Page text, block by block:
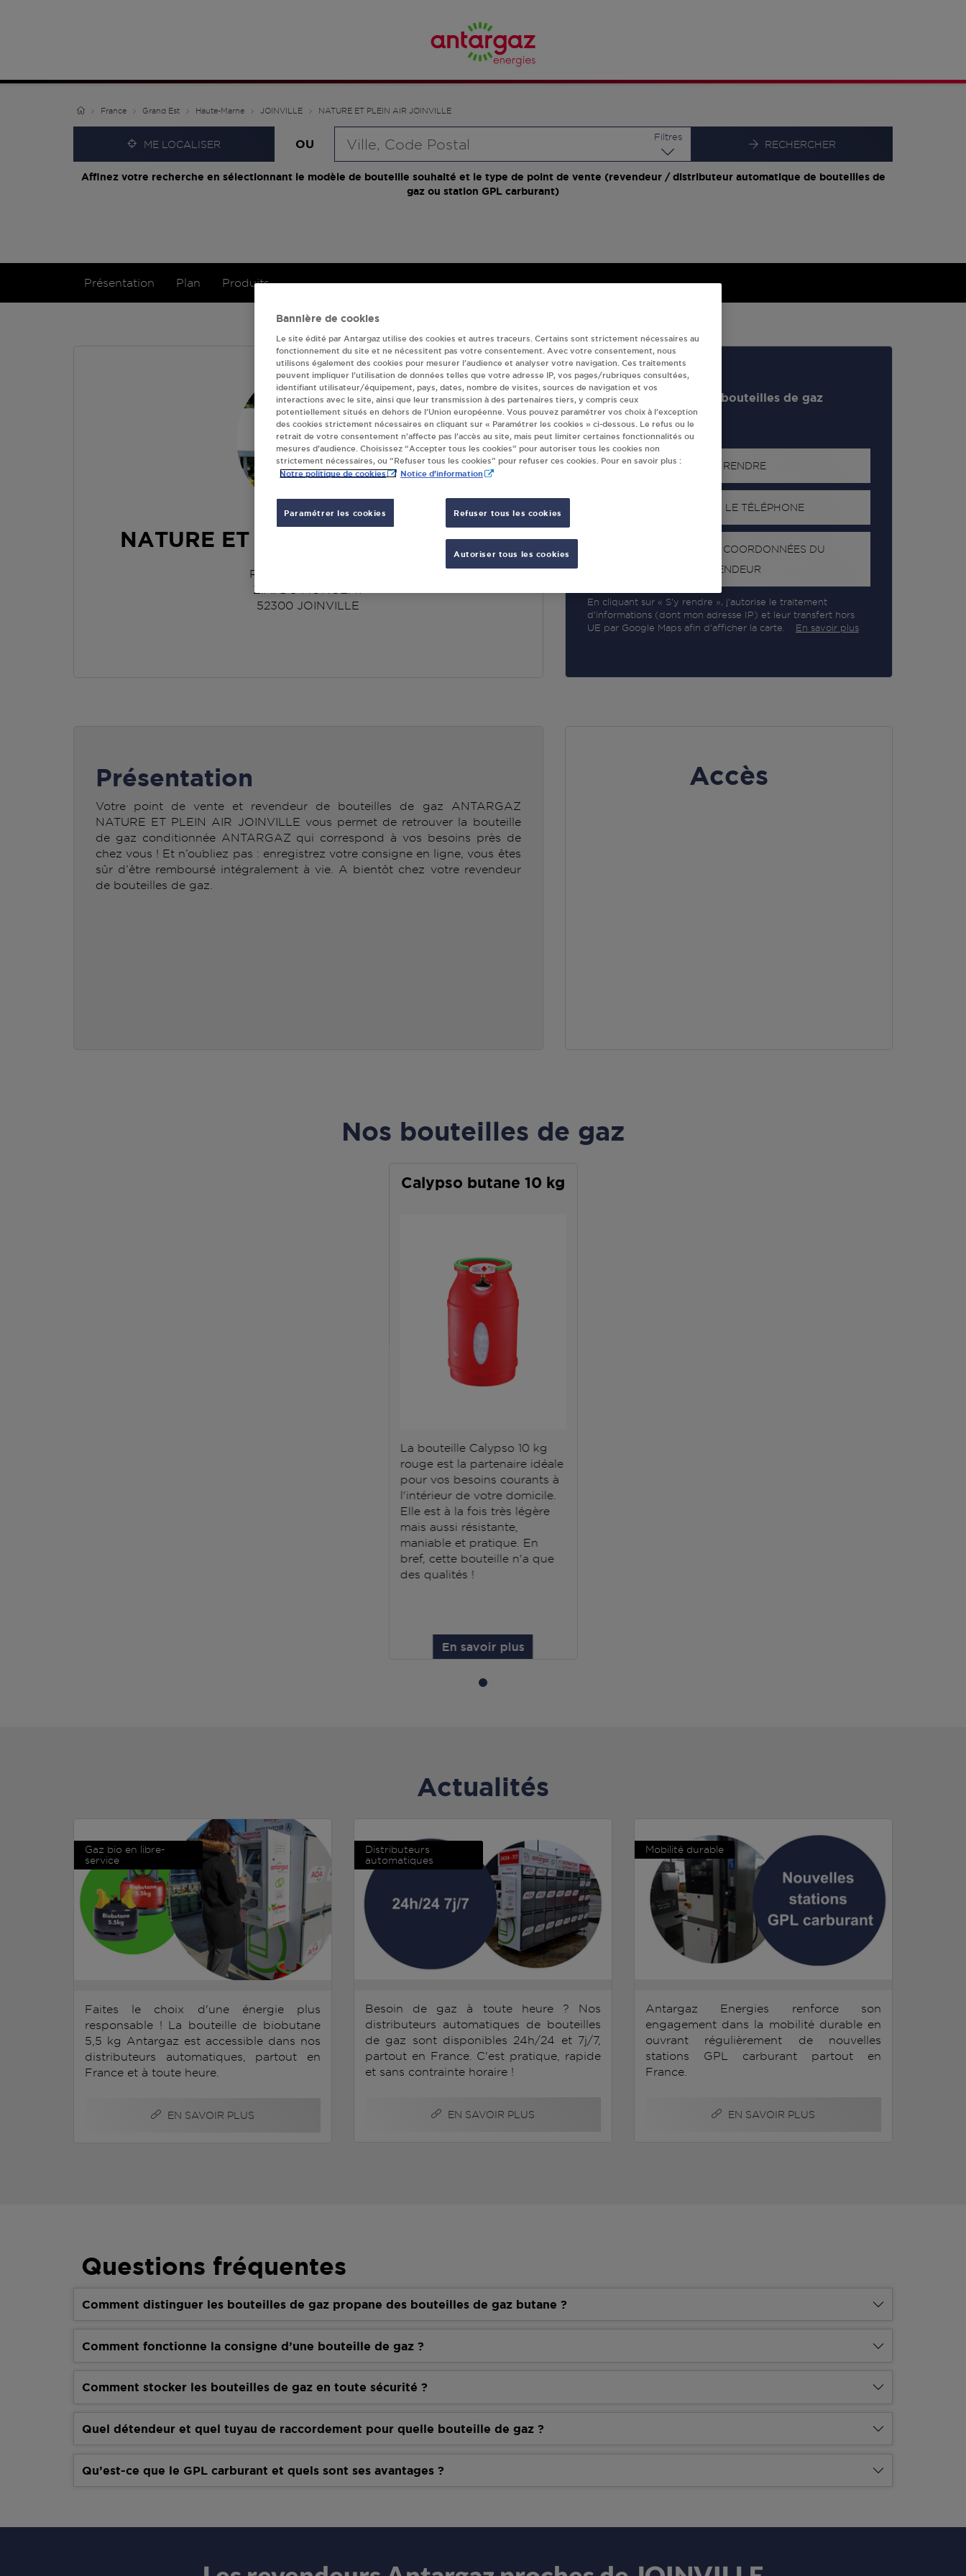
France Grand Est Haute-Marne JOINVILLE NATURE ET PLEIN AIR JOINVILLE
ME LOCALISER OU
Filtres
RECHERCHER
Affinez votre recherche en sélectionnant le modèle de bouteille souhaité et le type de point de vente (revendeur / distributeur automatique de bouteilles de
gaz ou station GPL carburant)
Présentation Plan Produits
NATURE ET PLEIN AIR JOINVILLE
RUE DES LAURIERS
Z.A. DU MONGEAT
52300 JOINVILLE
Revendeur de bouteilles de gaz
S'Y RENDRE
AFFICHER LE TÉLÉPHONE
RECEVOIR LES COORDONNÉES DU
REVENDEUR
En cliquant sur « S’y rendre », j’autorise le traitement
d’informations (dont mon adresse IP) et leur transfert hors
UE par Google Maps afin d’afficher la carte.
En savoir plus
Accès
Présentation
Votre point de vente et revendeur de bouteilles de gaz ANTARGAZ
NATURE ET PLEIN AIR JOINVILLE vous permet de retrouver la bouteille
de gaz conditionnée ANTARGAZ qui correspond à vos besoins près de
chez vous ! Et n’oubliez pas : enregistrez votre consigne en ligne, vous êtes
sûr d’être remboursé intégralement à vie. A bientôt chez votre revendeur
de bouteilles de gaz.
Nos bouteilles de gaz
Calypso butane 10 kg
La bouteille Calypso 10 kg
rouge est la partenaire idéale
pour vos besoins courants à
l'intérieur de votre domicile.
Elle est à la fois très légère
mais aussi résistante,
maniable et pratique. En
bref, cette bouteille n'a que
des qualités !
En savoir plus
Actualités
Gaz bio en libre-
service
Faites le choix d'une énergie plus
responsable ! La bouteille de biobutane
5,5 kg Antargaz est accessible dans nos
distributeurs automatiques, partout en
France et à toute heure.
EN SAVOIR PLUS
Distributeurs
automatiques
Besoin de gaz à toute heure ? Nos
distributeurs automatiques de bouteilles
de gaz sont disponibles 24h/24 et 7j/7,
partout en France. C'est pratique, rapide
et sans contrainte horaire !
EN SAVOIR PLUS
Mobilité durable
Antargaz Energies renforce son
engagement dans la mobilité durable en
ouvrant régulièrement de nouvelles
stations GPL carburant partout en
France.
EN SAVOIR PLUS
Questions fréquentes
Comment distinguer les bouteilles de gaz propane des bouteilles de gaz butane ?
Comment fonctionne la consigne d’une bouteille de gaz ?
Comment stocker les bouteilles de gaz en toute sécurité ?
Quel détendeur et quel tuyau de raccordement pour quelle bouteille de gaz ?
Qu’est-ce que le GPL carburant et quels sont ses avantages ?
Bannière de cookies
Le site édité par Antargaz utilise des cookies et autres traceurs. Certains sont strictement nécessaires au
fonctionnement du site et ne nécessitent pas votre consentement. Avec votre consentement, nous
utilisons également des cookies pour mesurer l’audience et analyser votre navigation. Ces traitements
peuvent impliquer l’utilisation de données telles que votre adresse IP, vos pages/rubriques consultées,
identifiant utilisateur/équipement, pays, dates, nombre de visites, sources de navigation et vos
interactions avec le site, ainsi que leur transmission à des partenaires tiers, y compris ceux
potentiellement situés en dehors de l’Union européenne. Vous pouvez paramétrer vos choix à l’exception
des cookies strictement nécessaires en cliquant sur « Paramétrer les cookies » ci-dessous. Le refus ou le
retrait de votre consentement n’affecte pas l’accès au site, mais peut limiter certaines fonctionnalités ou
mesures d’audience. Choisissez “Accepter tous les cookies” pour autoriser tous les cookies non
strictement nécessaires, ou “Refuser tous les cookies” pour refuser ces cookies. Pour en savoir plus :
Notre politique de cookies Notice d'information
Paramétrer les cookies Refuser tous les cookies
Autoriser tous les cookies